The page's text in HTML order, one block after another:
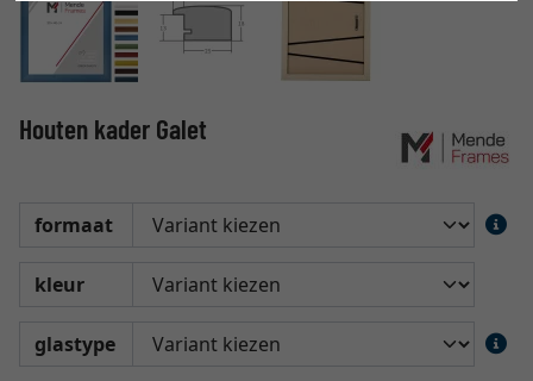
Houten kader Galet
formaat
kleur
glastype